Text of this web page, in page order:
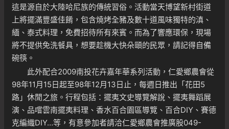
這是源自於大陸哈尼族的傳統習俗。活動當天博望新村街道
上將擺滿豐盛佳餚，包含燒烤全豬及數十道風味獨特的滇、
緬、泰式料理，免費招待所有來賓。而為了響應環保，現場
將不提供免洗餐具，想要趁機大快朵頤的民眾，請記得自備
碗筷。
此外配合2009南投花卉嘉年華系列活動，仁愛鄉農會從
98年11月15日起至98年12月13日止，每週日推出「花田5
路」休閒之旅。行程包括：擺夷文史導覽解說、擺夷舞蹈展
演、品嚐雲南擺夷料理、香水百合園區導覽、百合DIY、賽德
克編織DIY…等，有意參加者請洽仁愛鄉農會推廣股049-